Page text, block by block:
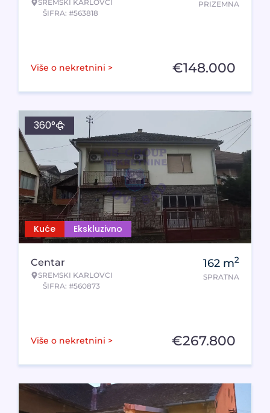
SREMSKI KARLOVCI
ŠIFRA: #563818
PRIZEMNA
Više o nekretnini > €148.000
Kuće Ekskluzivno
360°
Centar
SREMSKI KARLOVCI
ŠIFRA: #560873
162 m2
SPRATNA
Više o nekretnini > €267.800